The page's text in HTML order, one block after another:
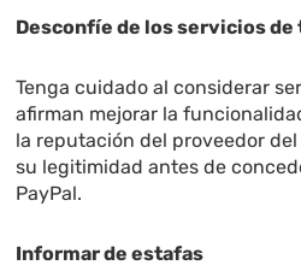
Desconfíe de los servicios
Tenga cuidado al considerar
afirman mejorar la
la reputación del proveedor
su legitimidad antes de
PayPal.
Informar de estafas